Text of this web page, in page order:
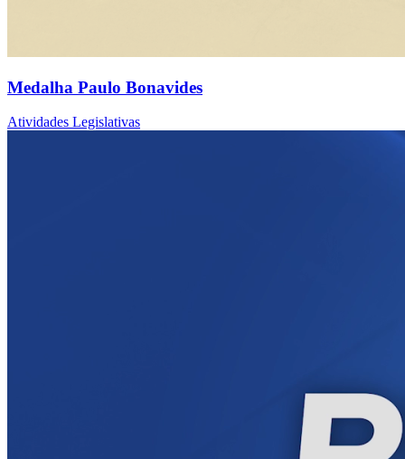
Medalha Paulo Bonavides
Atividades Legislativas